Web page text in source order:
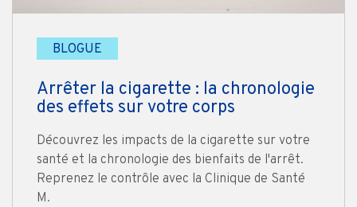
BLOGUE
Arrêter la cigarette : la chronologie
des effets sur votre corps
Découvrez les impacts de la cigarette sur votre
santé et la chronologie des bienfaits de l'arrêt.
Reprenez le contrôle avec la Clinique de Santé
M.